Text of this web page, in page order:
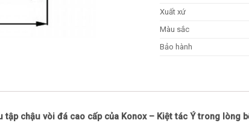
Xuất xứ
Màu sắc
Bảo hành
chậu vòi đá cao cấp của Konox – Kiệt tác Ý trong lòng